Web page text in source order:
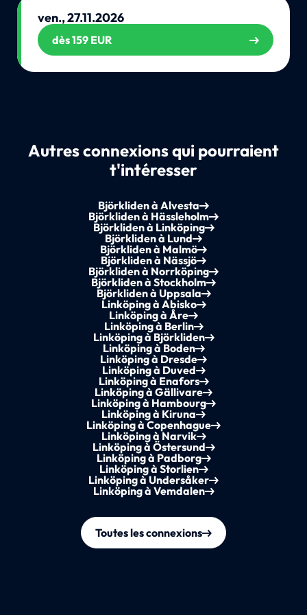
ven., 27.11.2026
dès 159 EUR
Autres connexions qui pourraient
t'intéresser
Björkliden à Alvesta
Björkliden à Hässleholm
Björkliden à Linköping
Björkliden à Lund
Björkliden à Malmö
Björkliden à Nässjö
Björkliden à Norrköping
Björkliden à Stockholm
Björkliden à Uppsala
Linköping à Abisko
Linköping à Åre
Linköping à Berlin
Linköping à Björkliden
Linköping à Boden
Linköping à Dresde
Linköping à Duved
Linköping à Enafors
Linköping à Gällivare
Linköping à Hambourg
Linköping à Kiruna
Linköping à Copenhague
Linköping à Narvik
Linköping à Östersund
Linköping à Padborg
Linköping à Storlien
Linköping à Undersåker
Linköping à Vemdalen
Toutes les connexions